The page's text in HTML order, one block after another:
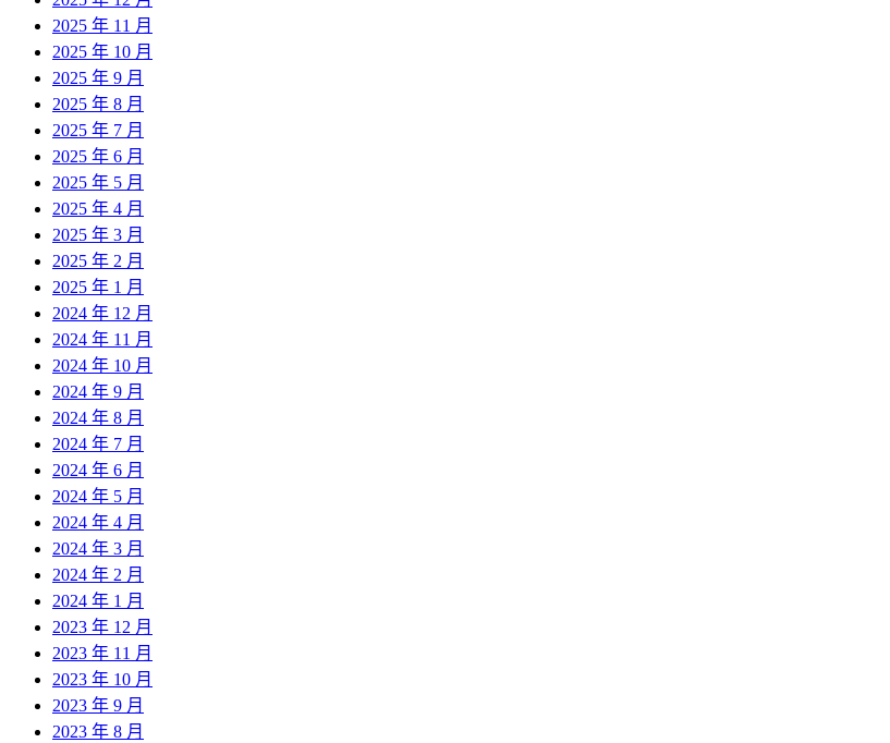
2025 年 11 月
2025 年 10 月
2025 年 9 月
2025 年 8 月
2025 年 7 月
2025 年 6 月
2025 年 5 月
2025 年 4 月
2025 年 3 月
2025 年 2 月
2025 年 1 月
2024 年 12 月
2024 年 11 月
2024 年 10 月
2024 年 9 月
2024 年 8 月
2024 年 7 月
2024 年 6 月
2024 年 5 月
2024 年 4 月
2024 年 3 月
2024 年 2 月
2024 年 1 月
2023 年 12 月
2023 年 11 月
2023 年 10 月
2023 年 9 月
2023 年 8 月